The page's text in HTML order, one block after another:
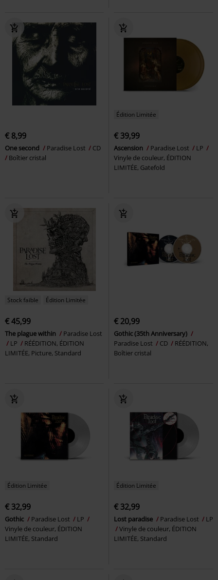
€ 8,99
One second Paradise Lost
CD
Boîtier cristal
Édition Limitée
€ 39,99
Ascension Paradise Lost
LP
Vinyle de couleur, ÉDITION
LIMITÉE, Gatefold
Stock faible Édition Limitée
€ 45,99
The plague within
Paradise Lost
LP
RÉÉDITION, ÉDITION
LIMITÉE, Picture, Standard
€ 20,99
Gothic (35th Anniversary)
Paradise Lost
CD
RÉÉDITION,
Boîtier cristal
Édition Limitée
€ 32,99
Gothic Paradise Lost
LP
Vinyle de couleur, ÉDITION
LIMITÉE, Standard
Édition Limitée
€ 32,99
Lost paradise Paradise Lost
LP
Vinyle de couleur, ÉDITION
LIMITÉE, Standard